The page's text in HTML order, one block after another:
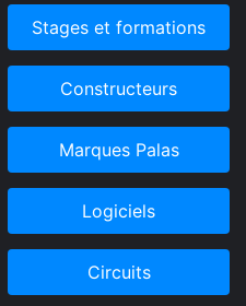
Stages et formations
Constructeurs
Marques Palas
Logiciels
Circuits